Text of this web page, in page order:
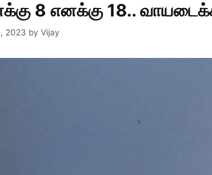
8 எனக்கு 18..
2023 by Vijay